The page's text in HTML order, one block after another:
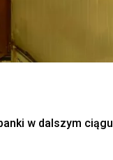
w dalszym ciągu